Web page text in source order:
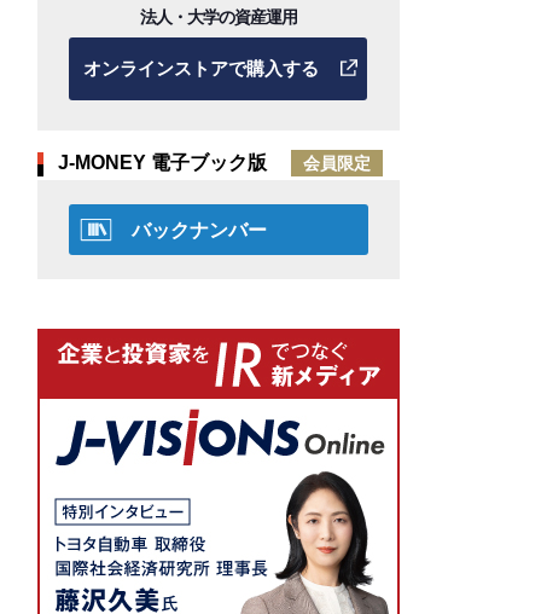
法人・大学の資産運用
オンラインストアで購入する
J-MONEY 電子ブック版 会員限定
バックナンバー